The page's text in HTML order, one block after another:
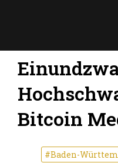
Bitcoin
#Baden-